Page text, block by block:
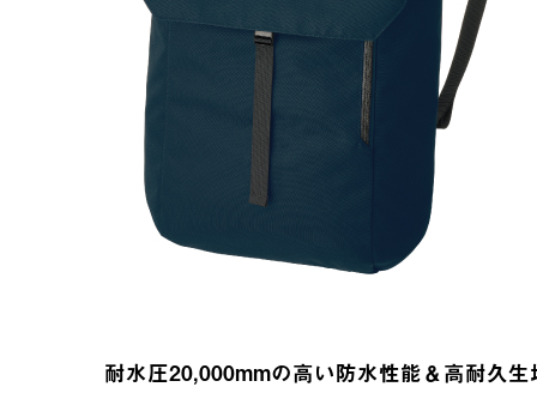
耐水圧20,000mmの高い防水性能＆高耐久生